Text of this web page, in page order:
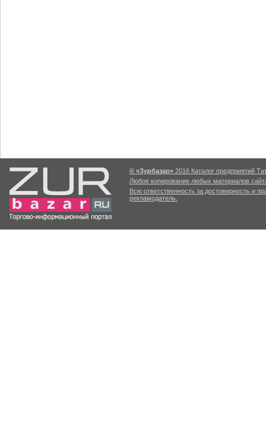
© «Зурбазар» 2016 Каталог предприятий
Любое копирование любых материалов
Всю ответственность за достоверность и
рекламодатель.